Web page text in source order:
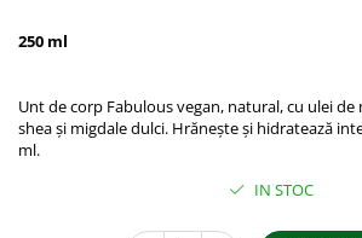
250 ml
Unt de corp Fabulous vegan, natural, cu ulei de
shea și migdale dulci. Hrănește și hidratează
ml.
IN STOC